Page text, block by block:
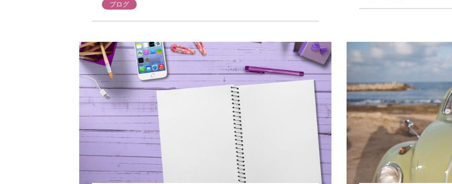
ブログ